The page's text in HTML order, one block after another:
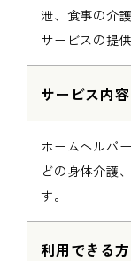
泄、食事の介
サービスの提
サービス内容
ホームヘルパ
どの身体介護
す。
利用できる方